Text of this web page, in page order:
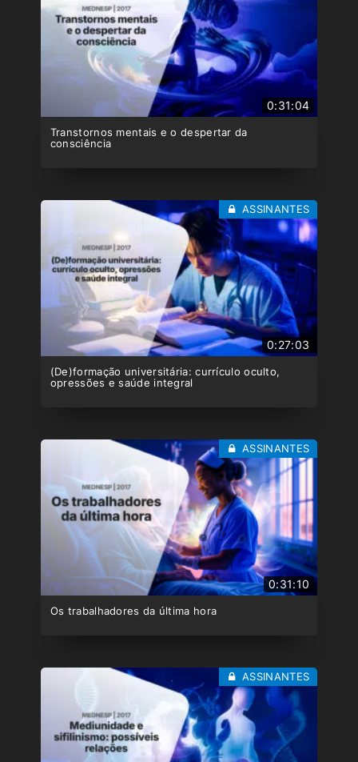
0:31:04
Transtornos mentais e o despertar da
consciência
0:27:03
(De)formação universitária: currículo oculto,
opressões e saúde integral
ASSINANTES
0:31:10
Os trabalhadores da última hora
ASSINANTES
ASSINANTES